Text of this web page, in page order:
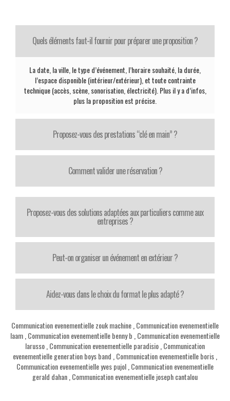
Quels éléments faut-il fournir pour préparer une proposition ?
La date, la ville, le type d’événement, l’horaire souhaité, la durée,
l’espace disponible (intérieur/extérieur), et toute contrainte
technique (accès, scène, sonorisation, électricité). Plus il y a d’infos,
plus la proposition est précise.
Proposez-vous des prestations “clé en main” ?
Comment valider une réservation ?
Proposez-vous des solutions adaptées aux particuliers comme aux
entreprises ?
Peut-on organiser un événement en extérieur ?
Aidez-vous dans le choix du format le plus adapté ?
Communication evenementielle zouk machine Communication evenementielle
laam Communication evenementielle benny b Communication evenementielle
larusso Communication evenementielle paradisio Communication
evenementielle generation boys band Communication evenementielle boris
Communication evenementielle yves pujol Communication evenementielle
gerald dahan Communication evenementielle joseph cantalou